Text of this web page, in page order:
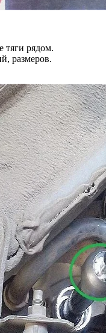
тяги рядом.
размеров.